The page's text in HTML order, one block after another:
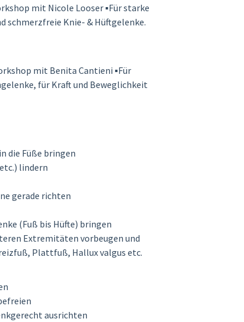
mit Nicole Looser ▪️Für starke
schmerzfreie Knie- & Hüftgelenke.
mit Benita Cantieni ▪️Für
für Kraft und Beweglichkeit
die Füße bringen
lindern
gerade richten
(Fuß bis Hüfte) bringen
Extremitäten vorbeugen und
Plattfuß, Hallux valgus etc.
ausrichten